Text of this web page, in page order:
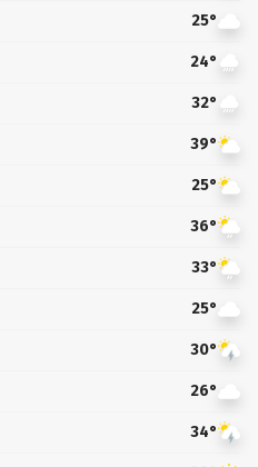
25°
24°
32°
39°
25°
36°
33°
25°
30°
26°
34°